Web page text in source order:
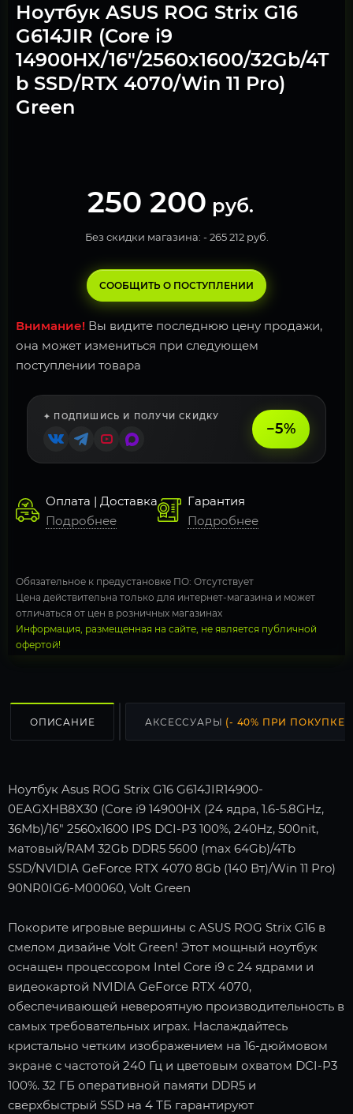
Ноутбук ASUS ROG Strix G16
G614JIR (Core i9
14900HX/16"/2560x1600/32Gb/4T
b SSD/RTX 4070/Win 11 Pro)
Green
250 200 руб.
Без скидки магазина: -265 212 руб.
СООБЩИТЬ О ПОСТУПЛЕНИИ
Внимание! Вы видите последнюю цену продажи,
она может измениться при следующем
поступлении товара
✦ ПОДПИШИСЬ И ПОЛУЧИ СКИДКУ
−5%
Оплата | Доставка
Подробнее
Гарантия
Подробнее
Обязательное к предустановке ПО: Отсутствует
Цена действительна только для интернет-магазина и может
отличаться от цен в розничных магазинах
Информация, размещенная на сайте, не является публичной
офертой!
ОПИСАНИЕ АКСЕССУАРЫ (- 40% ПРИ ПОКУПКЕ
Ноутбук Asus ROG Strix G16 G614JIR14900-
0EAGXHB8X30 (Core i9 14900HX (24 ядра, 1.6-5.8GHz,
36Mb)/16" 2560x1600 IPS DCI-P3 100%, 240Hz, 500nit,
матовый/RAM 32Gb DDR5 5600 (max 64Gb)/4Tb
SSD/NVIDIA GeForce RTX 4070 8Gb (140 Вт)/Win 11 Pro)
90NR0IG6-M00060, Volt Green
Покорите игровые вершины с ASUS ROG Strix G16 в
смелом дизайне Volt Green! Этот мощный ноутбук
оснащен процессором Intel Core i9 с 24 ядрами и
видеокартой NVIDIA GeForce RTX 4070,
обеспечивающей невероятную производительность в
самых требовательных играх. Наслаждайтесь
кристально четким изображением на 16-дюймовом
экране с частотой 240 Гц и цветовым охватом DCI-P3
100%. 32 ГБ оперативной памяти DDR5 и
сверхбыстрый SSD на 4 ТБ гарантируют